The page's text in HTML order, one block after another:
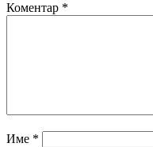
Коментар *
Име *